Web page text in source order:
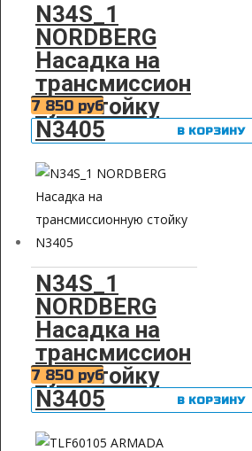
N34S_1
NORDBERG
Насадка на
трансмиссион
ную стойку
N3405
7 850 руб
В КОРЗИНУ
N34S_1
NORDBERG
Насадка на
трансмиссион
ную стойку
N3405
7 850 руб
В КОРЗИНУ